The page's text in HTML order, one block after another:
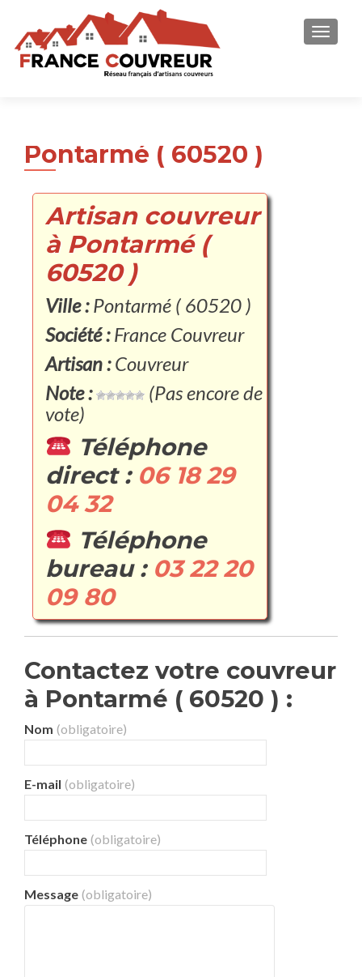
Pontarmé ( 60520 )
Artisan couvreur
à Pontarmé (
60520 )
Ville :Pontarmé ( 60520 )
Société :France Couvreur
Artisan :Couvreur
Note :
(Pas encore de
vote)
Téléphone
direct : 06 18 29
04 32
Téléphone
bureau : 03 22 20
09 80
Contactez votre couvreur
à Pontarmé ( 60520 ) :
Nom (obligatoire)
E-mail (obligatoire)
Téléphone (obligatoire)
Message (obligatoire)